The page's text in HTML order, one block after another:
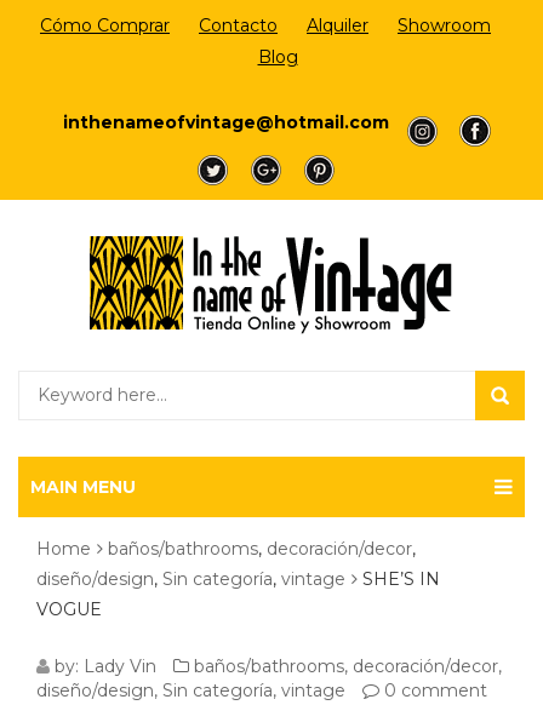
Cómo Comprar Contacto Alquiler
Showroom
Blog
inthenameofvintage@hotmail.com
a
a
a
a a
MAIN MENU
Home baños/bathrooms, decoración/decor,
diseño/design, Sin categoría, vintage
SHE’S IN
VOGUE
SHE’S
by: Lady Vin baños/bathrooms, decoración/decor,
diseño/design, Sin categoría, vintage
0 comment